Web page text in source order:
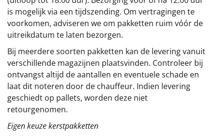
is mogelijk via een tijdszending. Om vertragingen te
voorkomen, adviseren we om pakketten ruim vóór de
uitreikdatum te laten bezorgen.
Bij meerdere soorten pakketten kan de levering vanuit
verschillende magazijnen plaatsvinden. Controleer bij
ontvangst altijd de aantallen en eventuele schade en
laat dit noteren door de chauffeur. Indien levering
geschiedt op pallets, worden deze niet
retourgenomen.
Eigen keuze kerstpakketten